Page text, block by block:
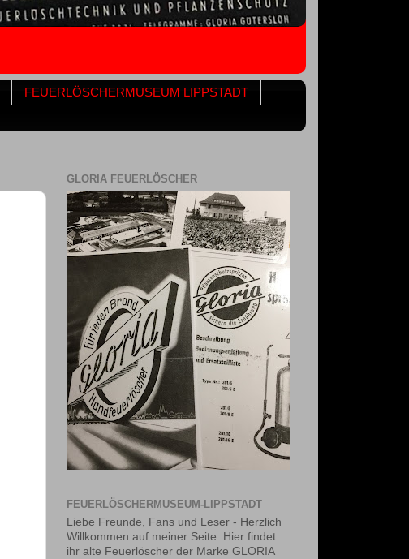
FEUERLÖSCHERMUSEUM LIPPSTADT
GLORIA FEUERLÖSCHER
FEUERLÖSCHERMUSEUM-LIPPSTADT
Liebe Freunde, Fans und Leser - Herzlich
Willkommen auf meiner Seite. Hier findet
ihr alte Feuerlöscher der Marke GLORIA